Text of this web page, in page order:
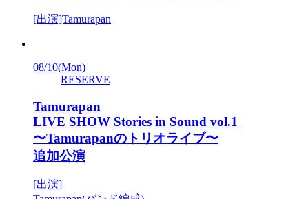
[出演]Tamurapan
08/10(Mon)
RESERVE
Tamurapan
LIVE SHOW Stories in Sound vol.1
〜Tamurapanのトリオライブ〜
追加公演
[出演]